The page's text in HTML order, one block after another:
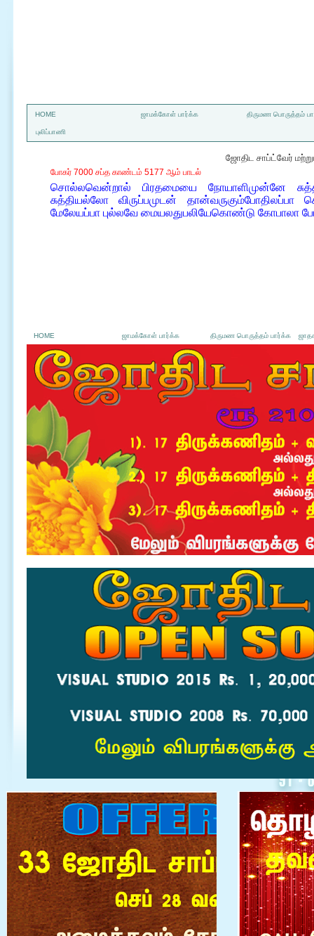
HOME ஜாமக்கோள் பார்க்க திருமண பொருத்தம்
புலிப்பாணி
ஜோதிட சாப்ட்வேர்
போகர் 7000 சப்த காண்டம் 5177 ஆம் பாடல்
சொல்லவென்றால் பிரதமையை நோயாளிமுன்னே
சுத்தியல்லோ விருப்பமுடன்
மேலேயப்பா புல்லவே மையலதுபலியேகொண்டு கோபாலா
HOME ஜாமக்கோள் பார்க்க திருமண பொருத்தம் பார்க்க